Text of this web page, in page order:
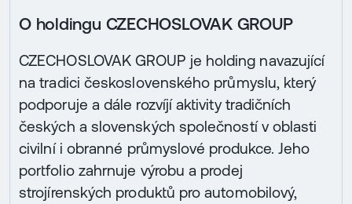
O holdingu CZECHOSLOVAK GROUP
CZECHOSLOVAK GROUP je holding navazující
na tradici československého průmyslu, který
podporuje a dále rozvíjí aktivity tradičních
českých a slovenských společností v oblasti
civilní i obranné průmyslové produkce. Jeho
portfolio zahrnuje výrobu a prodej
strojírenských produktů pro automobilový,